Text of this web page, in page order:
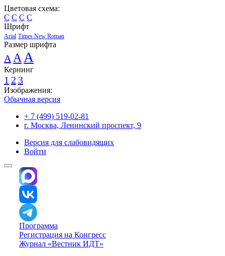
Цветовая схема:
C C C C
Шрифт
Arial Times New Roman
Размер шрифта
A A A
Кернинг
1 2 3
Изображения:
Обычная версия
+ 7 (499) 519-02-81
г. Москва, Ленинский проспект, 9
Версия для слабовидящих
Войти
Программа
Регистрация на Конгресс
Журнал «Вестник ИДТ»